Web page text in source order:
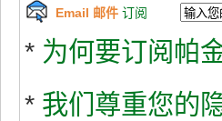
Email 邮件 订阅
* 为何要订阅帕
* 我们尊重您的